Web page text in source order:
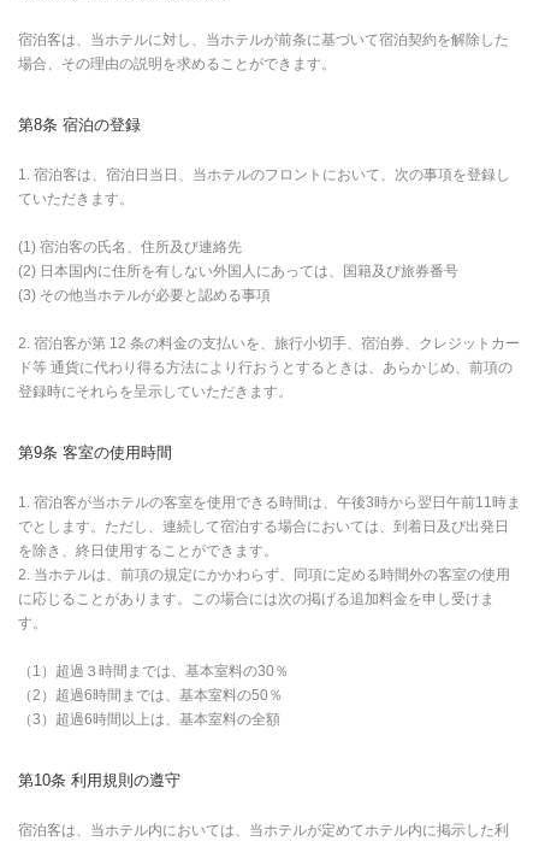
宿泊客は、当ホテルに対し、当ホテルが前条に基づいて宿泊契約を解除した
場合、その理由の説明を求めることができます。
第8条 宿泊の登録
1. 宿泊客は、宿泊日当日、当ホテルのフロントにおいて、次の事項を登録し
ていただきます。
(1) 宿泊客の氏名、住所及び連絡先
(2) 日本国内に住所を有しない外国人にあっては、国籍及び旅券番号
(3) その他当ホテルが必要と認める事項
2. 宿泊客が第 12 条の料金の支払いを、旅行小切手、宿泊券、クレジットカー
ド等 通貨に代わり得る方法により行おうとするときは、あらかじめ、前項の
登録時にそれらを呈示していただきます。
第9条 客室の使用時間
1. 宿泊客が当ホテルの客室を使用できる時間は、午後3時から翌日午前11時ま
でとします。ただし、連続して宿泊する場合においては、到着日及び出発日
を除き、終日使用することができます。
2. 当ホテルは、前項の規定にかかわらず、同項に定める時間外の客室の使用
に応じることがあります。この場合には次の掲げる追加料金を申し受けま
す。
（1）超過３時間までは、基本室料の30％
（2）超過6時間までは、基本室料の50％
（3）超過6時間以上は、基本室料の全額
第10条 利用規則の遵守
宿泊客は、当ホテル内においては、当ホテルが定めてホテル内に掲示した利